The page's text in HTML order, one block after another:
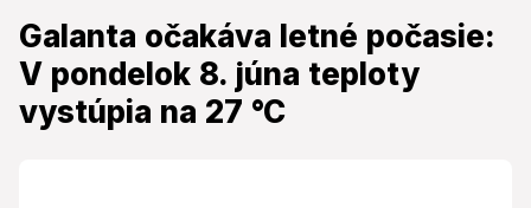
Galanta očakáva letné počasie:
V pondelok 8. júna teploty
vystúpia na 27 °C
Galanta očakáva letné počasie: V
pondelok 8. júna teploty vystúpia
na 27 °C